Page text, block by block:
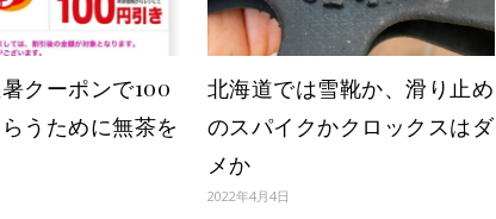
クーポンで100
うために無茶を
北海道では雪靴か、滑り止め
のスパイクかクロックスはダ
メか
2022年4月4日